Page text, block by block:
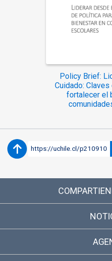
Policy Brief:
Cuidado:
fortalecer el
https://uchile.cl/p210910